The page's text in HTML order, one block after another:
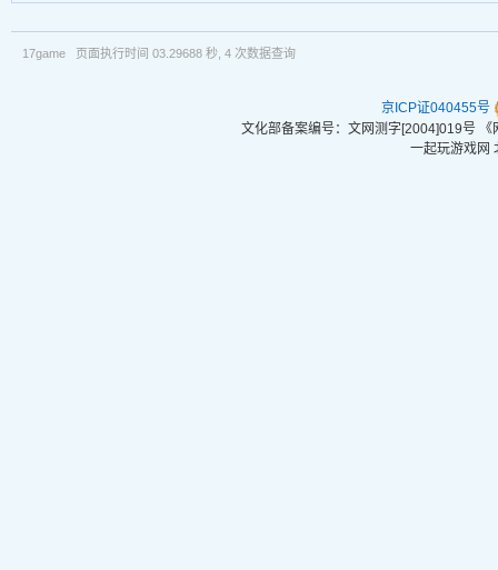
17game 页面执行时间 03.29688 秒, 4 次数据查询
京ICP证040455号
文化部备案编号：文网测字[2004]019号
一起玩游戏网